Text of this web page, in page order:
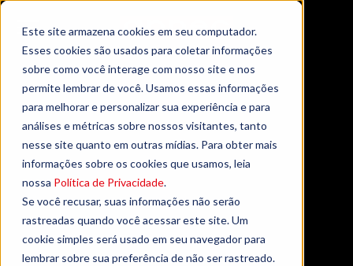
Este site armazena cookies em seu computador.
Esses cookies são usados para coletar informações
sobre como você interage com nosso site e nos
permite lembrar de você. Usamos essas informações
para melhorar e personalizar sua experiência e para
análises e métricas sobre nossos visitantes, tanto
nesse site quanto em outras mídias. Para obter mais
informações sobre os cookies que usamos, leia
nossa Política de Privacidade.
Se você recusar, suas informações não serão
rastreadas quando você acessar este site. Um
cookie simples será usado em seu navegador para
lembrar sobre sua preferência de não ser rastreado.